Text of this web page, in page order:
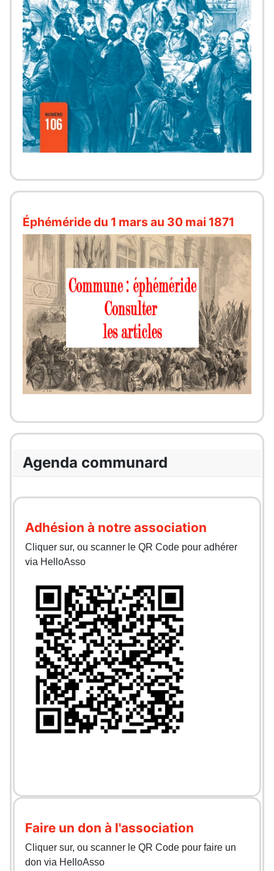
Éphéméride du 1 mars au 30 mai 1871
Agenda communard
Adhésion à notre association
Cliquer sur, ou scanner le QR Code pour adhérer
via HelloAsso
Faire un don à l'association
Cliquer sur, ou scanner le QR Code pour faire un
don via HelloAsso